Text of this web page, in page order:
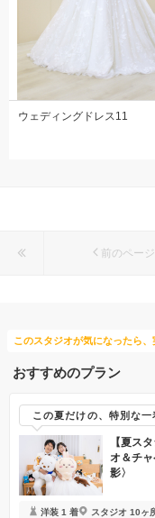
ウェディングドレス11
前のページ
このスタジオが気になったら
おすすめのプラン
この夏だけの、特別な一
【夏ス
オ＆チ
影〉
洋装 1 着 スタジオ 10ヶ